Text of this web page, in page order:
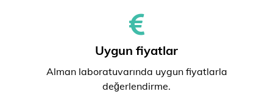
Uygun fiyatlar
Alman laboratuvarında uygun fiyatlarla
değerlendirme.